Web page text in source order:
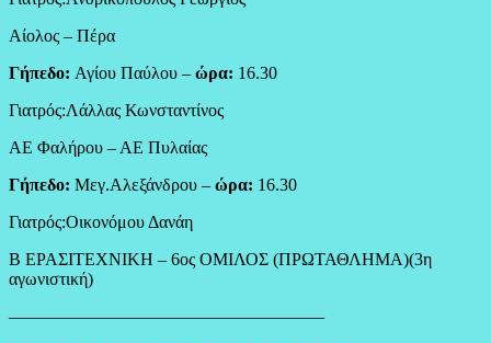
Αίολος – Πέρα
Γήπεδο: Αγίου Παύλου – ώρα: 16.30
Γιατρός:Λάλλας Κωνσταντίνος
ΑΕ Φαλήρου – ΑΕ Πυλαίας
Γήπεδο: Μεγ.Αλεξάνδρου – ώρα: 16.30
Γιατρός:Οικονόμου Δανάη
Β ΕΡΑΣΙΤΕΧΝΙΚΗ – 6ος ΟΜΙΛΟΣ (ΠΡΩΤΑΘΛΗΜΑ)(3η
αγωνιστική)
——————————————————